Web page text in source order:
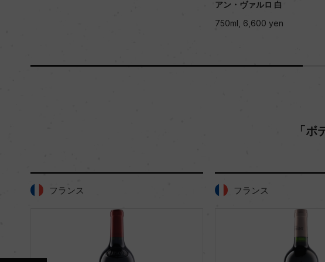
アン・ヴァルロ 白
750ml, 6,600 yen
「
フランス フランス